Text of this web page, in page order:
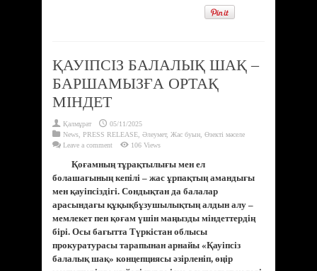
ҚАУІПСІЗ БАЛАЛЫҚ ШАҚ –
БАРШАМЫЗҒА ОРТАҚ
МІНДЕТ
Қалмұрат
05/11/2025
News PRESS RELEASE Әлеумет, Жас буын Өзекті мәселе
Leave a comment
106 Views
Қоғамның тұрақтылығы мен ел
болашағының кепілі – жас ұрпақтың амандығы
мен қауіпсіздігі. Сондықтан да балалар
арасындағы құқықбұзушылықтың алдын алу –
мемлекет пен қоғам үшін маңызды міндеттердің
бірі. Осы бағытта Түркістан облысы
прокуратурасы тарапынан арнайы «Қауіпсіз
балалық шақ» концепциясы әзірленіп, өңір